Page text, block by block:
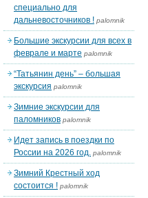
специально для
дальневосточников ! palomnik
Большие экскурсии для всех в
феврале и марте palomnik
“Татьянин день” – большая
экскурсия palomnik
Зимние экскурсии для
паломников palomnik
Идет запись в поездки по
России на 2026 год. palomnik
Зимний Крестный ход
состоится ! palomnik